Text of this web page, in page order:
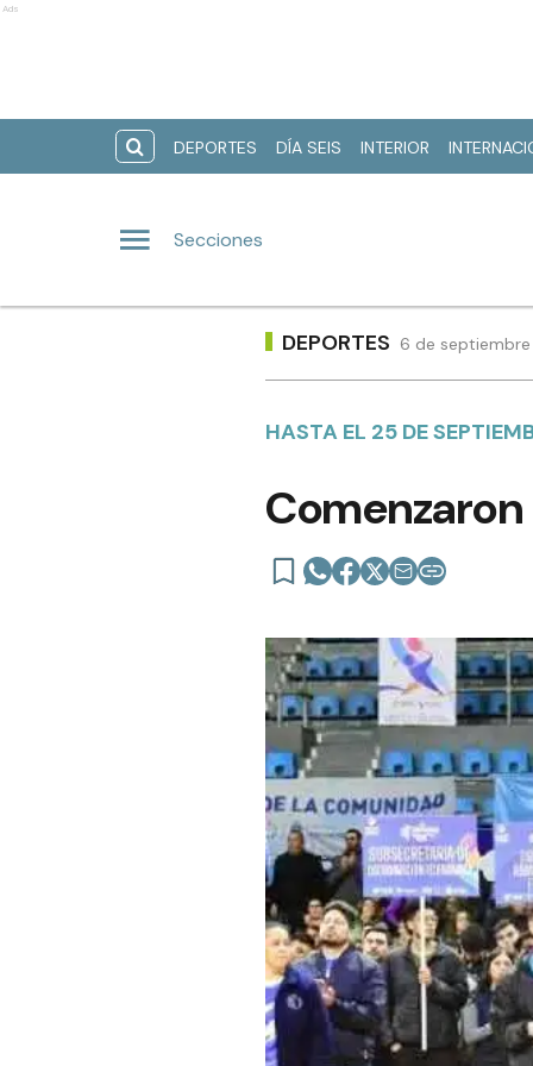
Ads
DEPORTES DÍA SEIS INTERIOR
Secciones
DEPORTES 6 de
HASTA EL 25 DE